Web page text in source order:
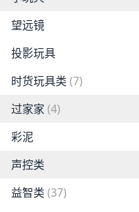
望远镜
投影玩具
时货玩具类 (7)
过家家 (4)
彩泥
声控类
益智类 (37)